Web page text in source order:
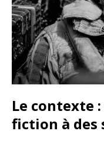
Le contexte
fiction à des